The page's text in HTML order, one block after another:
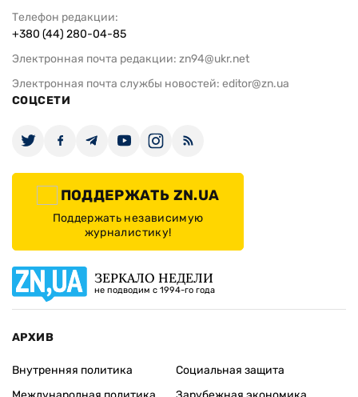
Телефон редакции:
+380 (44) 280-04-85
Электронная почта редакции: zn94@ukr.net
Электронная почта службы новостей: editor@zn.ua
СОЦСЕТИ
ПОДДЕРЖАТЬ ZN.UA
Поддержать независимую
журналистику!
ЗЕРКАЛО НЕДЕЛИ
не подводим с 1994-го года
АРХИВ
Внутренняя политика
Социальная защита